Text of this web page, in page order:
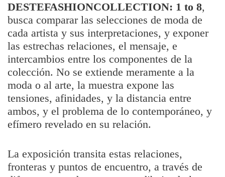
DESTEFASHIONCOLLECTION: 1 to 8,
busca comparar las selecciones de moda de
cada artista y sus interpretaciones, y exponer
las estrechas relaciones, el mensaje, e
intercambios entre los componentes de la
colección. No se extiende meramente a la
moda o al arte, la muestra expone las
tensiones, afinidades, y la distancia entre
ambos, y el problema de lo contemporáneo, y
efímero revelado en su relación.
La exposición transita estas relaciones,
fronteras y puntos de encuentro, a través de